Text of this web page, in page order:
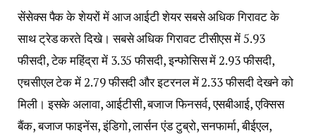
सेंसेक्स पैक के शेयरों में आज आईटी शेयर सबसे अधिक गिरावट के
साथ ट्रेड करते दिखे। सबसे अधिक गिरावट टीसीएस में 5.93
फीसदी, टेक महिंद्रा में 3.35 फीसदी, इन्फोसिस में 2.93 फीसदी,
एचसीएल टेक में 2.79 फीसदी और इटरनल में 2.33 फीसदी देखने को
मिली। इसके अलावा, आईटीसी, बजाज फिनसर्व, एसबीआई, एक्सिस
बैंक, बजाज फाइनेंस, इंडिगो, लार्सन एंड टुब्रो, सनफार्मा, बीईएल,